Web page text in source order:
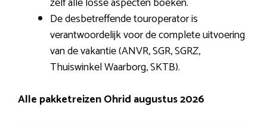
De desbetreffende touroperator is
verantwoordelijk voor de complete uitvoering
van de vakantie (ANVR, SGR, SGRZ,
Thuiswinkel Waarborg, SKTB).
Alle pakketreizen Ohrid augustus 2026